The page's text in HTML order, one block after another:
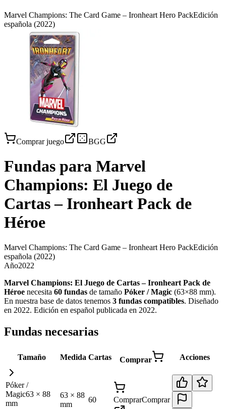
Marvel Champions: The Card Game – Ironheart Hero PackEdición
española (2022)
Comprar juego BGG
Fundas para Marvel
Champions: El Juego de
Cartas – Ironheart Pack de
Héroe
Marvel Champions: The Card Game – Ironheart Hero PackEdición
española (2022)
Año2022
Marvel Champions: El Juego de Cartas – Ironheart Pack de
Héroe necesita 60 fundas de tamaño Póker / Magic (63×88 mm).
En nuestra base de datos tenemos 3 fundas compatibles. Diseñado
en 2022. Edición en español publicada en 2022.
Fundas necesarias
Tamaño Medida Cartas Comprar Acciones
Póker /
Magic63 × 88
mm
63 × 88
mm
60 ComprarComprar